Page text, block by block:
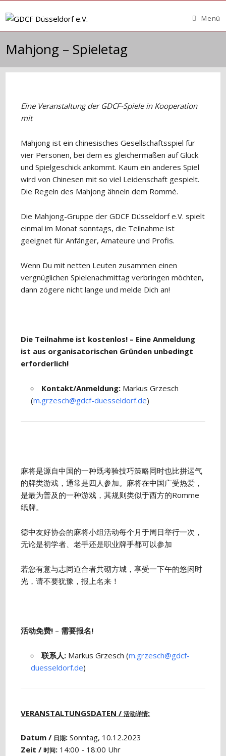
Inhalt
Menü
Mahjong – Spieletag
Eine Veranstaltung der GDCF-Spiele in Kooperation
mit
Mahjong ist ein chinesisches Gesellschaftsspiel für
vier Personen, bei dem es gleichermaßen auf Glück
und Spielgeschick ankommt. Kaum ein anderes Spiel
wird von Chinesen mit so viel Leidenschaft gespielt.
Die Regeln des Mahjong ähneln dem Rommé.
Die Mahjong-Gruppe der GDCF Düsseldorf e.V. spielt
einmal im Monat sonntags, die Teilnahme ist
geeignet für Anfänger, Amateure und Profis.
Wenn Du mit netten Leuten zusammen einen
vergnüglichen Spielenachmittag verbringen möchten,
dann zögere nicht lange und melde Dich an!
Die Teilnahme ist kostenlos! – Eine Anmeldung
ist aus organisatorischen Gründen unbedingt
erforderlich!
Kontakt/Anmeldung: Markus Grzesch
(m.grzesch@gdcf-duesseldorf.de)
麻将是源自中国的一种既考验技巧策略同时也比拼运气
的牌类游戏，通常是四人参加。麻将在中国广受热爱，
是最为普及的一种游戏，其规则类似于西方的Romme
纸牌。
德中友好协会的麻将小组活动每个月于周日举行一次，
无论是初学者、老手还是职业牌手都可以参加
若您有意与志同道合者共砌方城，享受一下午的悠闲时
光，请不要犹豫，报上名来！
活动免费! – 需要报名!
联系人: Markus Grzesch (m.grzesch@gdcf-
duesseldorf.de)
VERANSTALTUNGSDATEN /活动详情:
Datum / 日期: Sonntag, 10.12.2023
Zeit /时间: 14:00 - 18:00 Uhr